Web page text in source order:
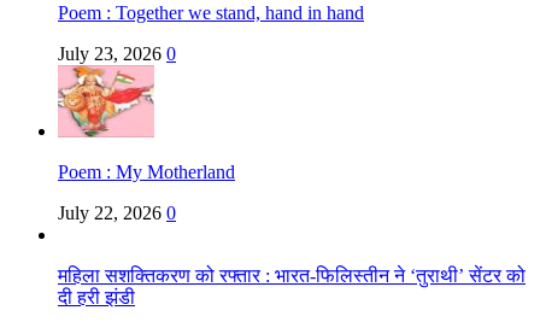
Poem : Together we stand, hand in hand
July 23, 2026 0
Poem : My Motherland
July 22, 2026 0
महिला सशक्तिकरण को रफ्तार : भारत-फिलिस्तीन ने ‘तुराथी’ सेंटर को
दी हरी झंडी